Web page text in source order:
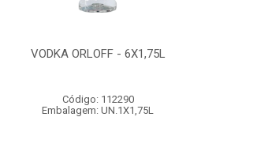
VODKA ORLOFF - 6X1,75L
Código: 112290
Embalagem: UN.1X1,75L